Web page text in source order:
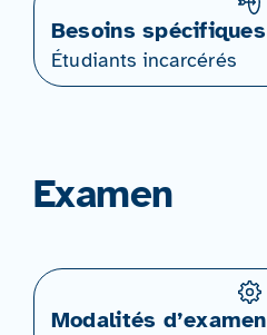
Besoins spécifiques
Étudiants incarcérés
Examen
Modalités d’examen